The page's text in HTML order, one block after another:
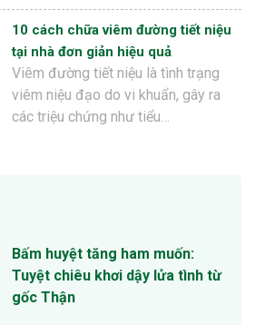
10 cách chữa viêm đường tiết niệu
tại nhà đơn giản hiệu quả
Viêm đường tiết niệu là tình trạng
viêm niệu đạo do vi khuẩn, gây ra
các triệu chứng như tiểu…
Bấm huyệt tăng ham muốn:
Tuyệt chiêu khơi dậy lửa tình từ
gốc Thận